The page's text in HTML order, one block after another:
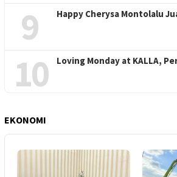
9 Happy Cherysa Montolalu
10 Loving Monday at KALLA,
EKONOMI